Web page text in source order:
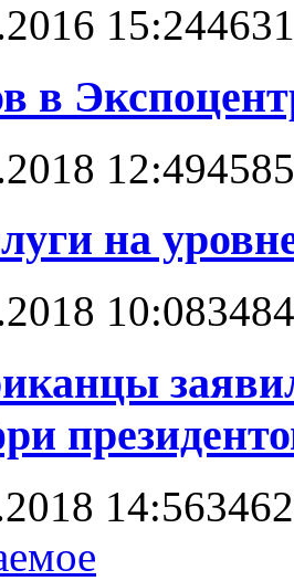
15:244631
в
12:494585
на
10:083484
14:563462